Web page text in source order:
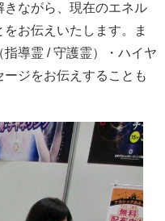
ながら、現在のエネル
お伝えいたします。ま
導霊 / 守護霊）・ハイヤ
ジをお伝えすることも